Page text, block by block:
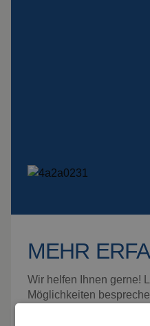
MEHR
Wir helfen Ihnen gerne!
Möglichkeiten